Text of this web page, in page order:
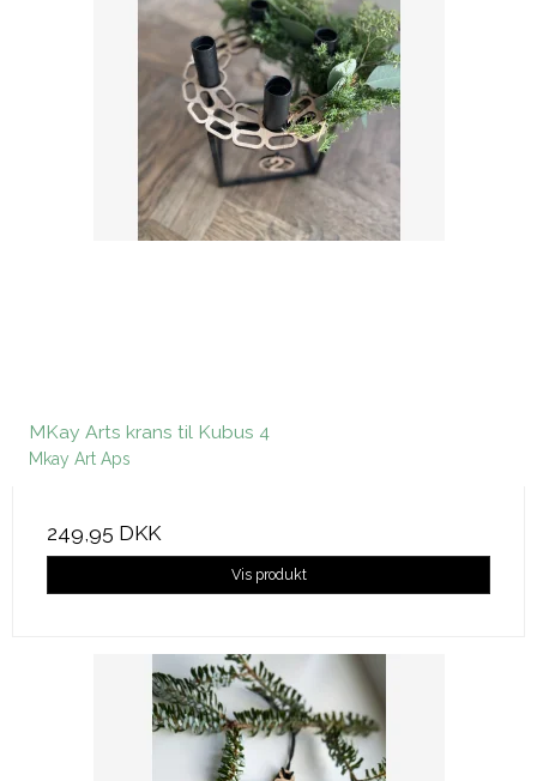
MKay Arts krans til Kubus 4
Mkay Art Aps
249,95 DKK
Vis produkt